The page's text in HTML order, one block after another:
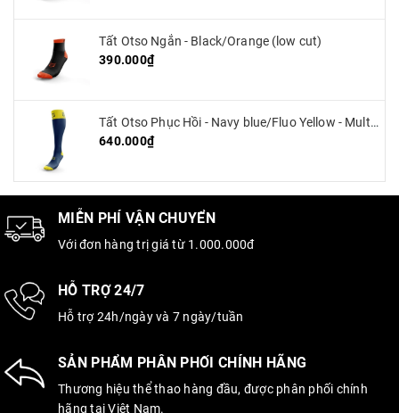
Tất Otso Ngắn - Black/Orange (low cut)
390.000₫
Tất Otso Phục Hồi - Navy blue/Fluo Yellow - Multisport Recovery
640.000₫
MIỄN PHÍ VẬN CHUYỂN
Với đơn hàng trị giá từ 1.000.000đ
HỖ TRỢ 24/7
Hỗ trợ 24h/ngày và 7 ngày/tuần
SẢN PHẨM PHÂN PHỐI CHÍNH HÃNG
Thương hiệu thể thao hàng đầu, được phân phối chính
hãng tại Việt Nam.